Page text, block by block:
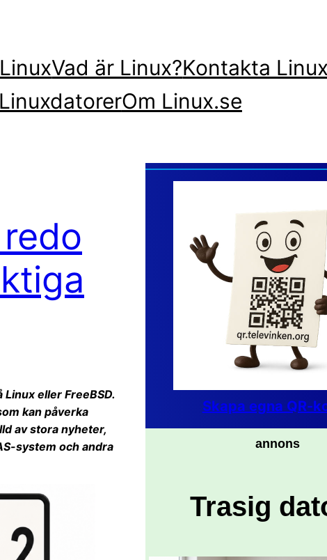
Vad är Linux?Kontakta
LinuxdatorerOm Linux.se
eller FreeBSD.
kan påverka
av stora nyheter,
system och andra
Skapa egna QR-
annons
Trasig